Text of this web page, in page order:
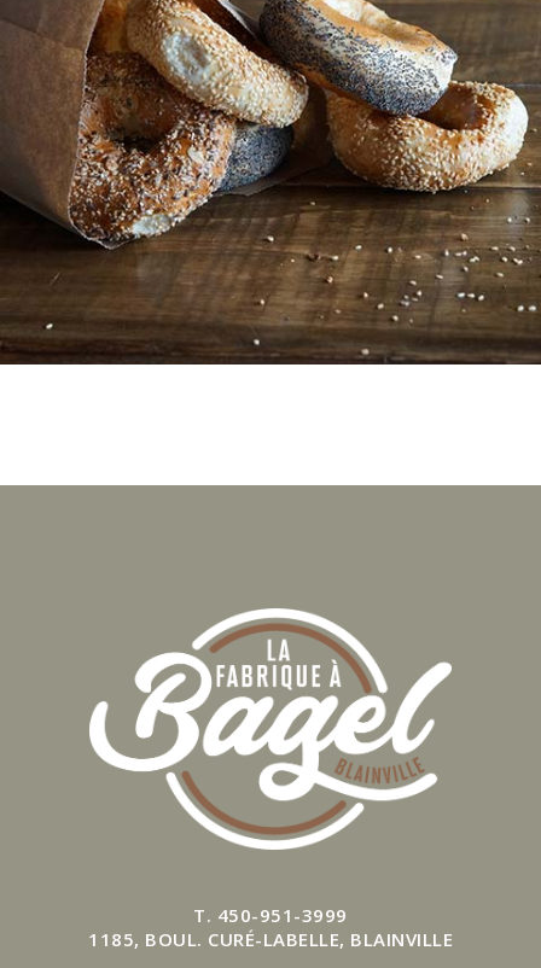
T. 450-951-3999
1185, BOUL. CURÉ-LABELLE, BLAINVILLE